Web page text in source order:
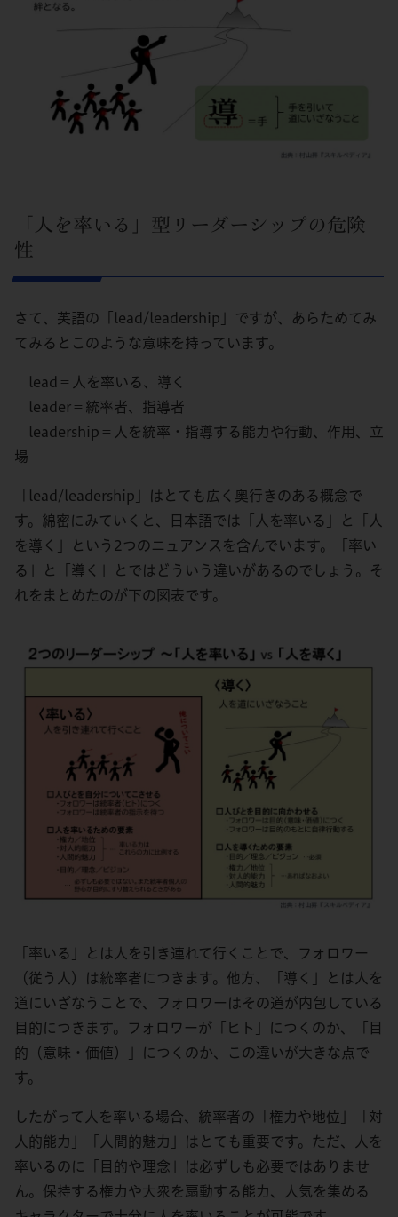
「人を率いる」型リーダーシップの危険
性
さて、英語の「lead/leadership」ですが、あらためてみ
てみるとこのような意味を持っています。
lead＝人を率いる、導く
leader＝統率者、指導者
leadership＝人を統率・指導する能力や行動、作用、立
場
「lead/leadership」はとても広く奥行きのある概念で
す。綿密にみていくと、日本語では「人を率いる」と「人
を導く」という2つのニュアンスを含んでいます。「率い
る」と「導く」とではどういう違いがあるのでしょう。そ
れをまとめたのが下の図表です。
「率いる」とは人を引き連れて行くことで、フォロワー
（従う人）は統率者につきます。他方、「導く」とは人を
道にいざなうことで、フォロワーはその道が内包している
目的につきます。フォロワーが「ヒト」につくのか、「目
的（意味・価値）」につくのか、この違いが大きな点で
す。
したがって人を率いる場合、統率者の「権力や地位」「対
人的能力」「人間的魅力」はとても重要です。ただ、人を
率いるのに「目的や理念」は必ずしも必要ではありませ
ん。保持する権力や大衆を扇動する能力、人気を集める